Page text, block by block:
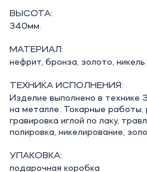
ВЫСОТА:
340мм.
МАТЕРИАЛ:
нефрит, бронза, золото, никель
ТЕХНИКА ИСПОЛНЕНИЯ:
Изделие выполнено в технике
на металле. Токарные работы,
гравировка иглой по лаку,
полировка, никелирование,
УПАКОВКА:
подарочная коробка